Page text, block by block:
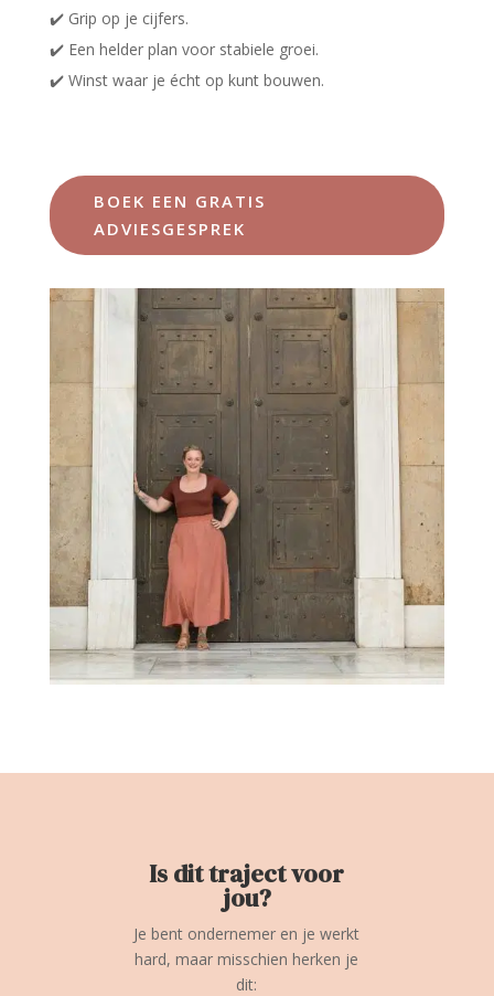
✔️ Grip op je cijfers.
✔️ Een helder plan voor stabiele groei.
✔️ Winst waar je écht op kunt bouwen.
BOEK EEN GRATIS
ADVIESGESPREK
Is dit traject voor
jou?
Je bent ondernemer en je werkt
hard, maar misschien herken je
dit: